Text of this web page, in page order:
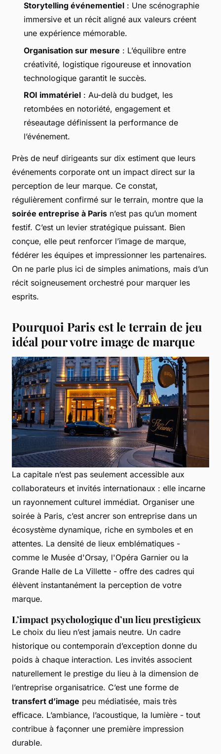
Storytelling événementiel : Une scénographie
immersive et un récit aligné aux valeurs créent
une expérience mémorable.
Organisation sur mesure : L’équilibre entre
créativité, logistique rigoureuse et innovation
technologique garantit le succès.
ROI immatériel : Au-delà du budget, les
retombées en notoriété, engagement et
réseautage définissent la performance de
l’événement.
Près de neuf dirigeants sur dix estiment que leurs
événements corporate ont un impact direct sur la
perception de leur marque. Ce constat,
régulièrement confirmé sur le terrain, montre que la
soirée entreprise à Paris n’est pas qu’un moment
festif. C’est un levier stratégique puissant. Bien
conçue, elle peut renforcer l’image de marque,
fédérer les équipes et impressionner les partenaires.
On ne parle plus ici de simples animations, mais d’un
récit soigneusement orchestré pour marquer les
esprits.
Pourquoi Paris est le terrain de jeu
idéal pour votre image de marque
La capitale n’est pas seulement accessible aux
collaborateurs et invités internationaux : elle incarne
un rayonnement culturel immédiat. Organiser une
soirée à Paris, c’est ancrer son entreprise dans un
écosystème dynamique, riche en symboles et en
attentes. La densité de lieux emblématiques -
comme le Musée d'Orsay, l'Opéra Garnier ou la
Grande Halle de La Villette - offre des cadres qui
élèvent instantanément la perception de votre
marque.
L’impact psychologique d’un lieu prestigieux
Le choix du lieu n’est jamais neutre. Un cadre
historique ou contemporain d’exception donne du
poids à chaque interaction. Les invités associent
naturellement le prestige du lieu à la dimension de
l’entreprise organisatrice. C’est une forme de
transfert d’image peu médiatisée, mais très
efficace. L’ambiance, l’acoustique, la lumière - tout
contribue à façonner une première impression
durable.